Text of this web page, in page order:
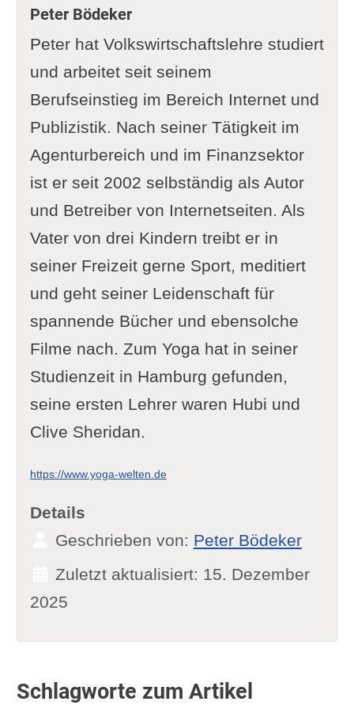
Peter Bödeker
Peter hat Volkswirtschaftslehre studiert
und arbeitet seit seinem
Berufseinstieg im Bereich Internet und
Publizistik. Nach seiner Tätigkeit im
Agenturbereich und im Finanzsektor
ist er seit 2002 selbständig als Autor
und Betreiber von Internetseiten. Als
Vater von drei Kindern treibt er in
seiner Freizeit gerne Sport, meditiert
und geht seiner Leidenschaft für
spannende Bücher und ebensolche
Filme nach. Zum Yoga hat in seiner
Studienzeit in Hamburg gefunden,
seine ersten Lehrer waren Hubi und
Clive Sheridan.
https://www.yoga-welten.de
Details
Geschrieben von: Peter Bödeker
Zuletzt aktualisiert: 15. Dezember
2025
Schlagworte zum Artikel